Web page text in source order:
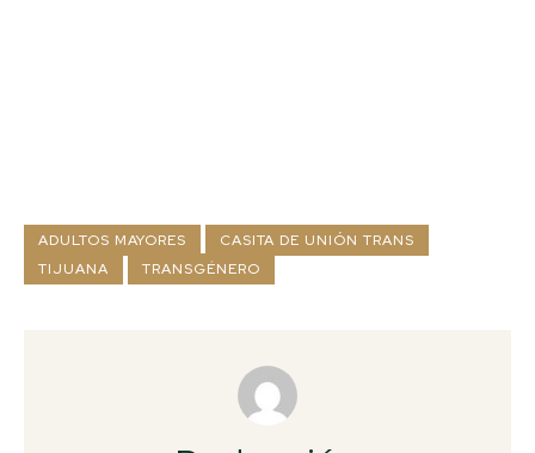
ADULTOS MAYORES
CASITA DE UNIÓN TRANS
TIJUANA
TRANSGÉNERO